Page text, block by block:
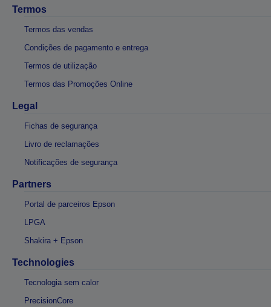
Termos
Termos das vendas
Condições de pagamento e entrega
Termos de utilização
Termos das Promoções Online
Legal
Fichas de segurança
Livro de reclamações
Notificações de segurança
Partners
Portal de parceiros Epson
LPGA
Shakira + Epson
Technologies
Tecnologia sem calor
PrecisionCore